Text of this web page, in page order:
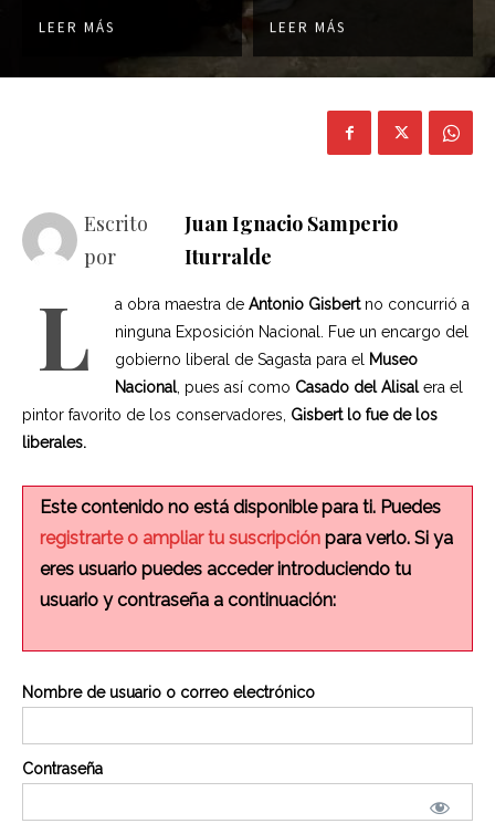
LEER MÁS LEER MÁS
Escrito
por
Juan Ignacio Samperio
Iturralde
L a obra maestra de Antonio Gisbertno concurrió a
ninguna Exposición Nacional. Fue un encargo del
gobierno liberal de Sagasta para el
Museo
Nacional, pues así como Casado del Alisalera el
pintor favorito de los conservadores, Gisbert lo fue de los
liberales.
Este contenido no está disponible para ti. Puedes
registrarte o ampliar tu suscripción para verlo. Si ya
eres usuario puedes acceder introduciendo tu
usuario y contraseña a continuación:
Nombre de usuario o correo electrónico
Contraseña